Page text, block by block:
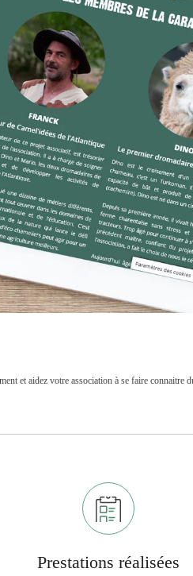
et aidez votre association à se faire connaitre
Prestations réalisées